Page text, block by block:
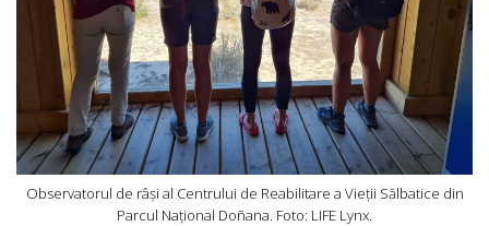
Observatorul de râși al Centrului de Reabilitare a Vieții Sălbatice din
Parcul Național Doñana. Foto: LIFE Lynx.